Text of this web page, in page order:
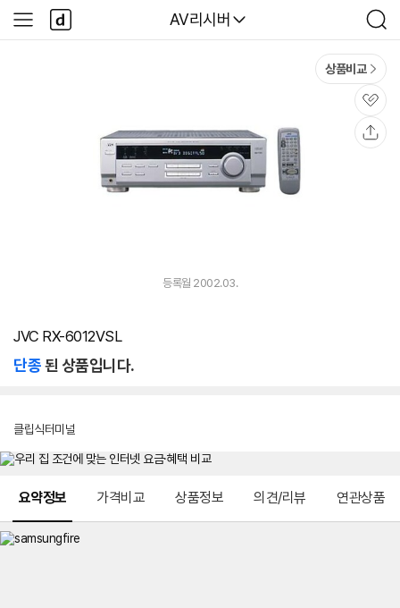
다나와
AV리시버
검
색
사
이
다
나
와
상품비교
관
심
등록월 2002.03.
JVC RX-6012VSL
단종된 상품입니다.
클립식터미널
요약정보 가격비교 상품정보 의견/리뷰 연관상품